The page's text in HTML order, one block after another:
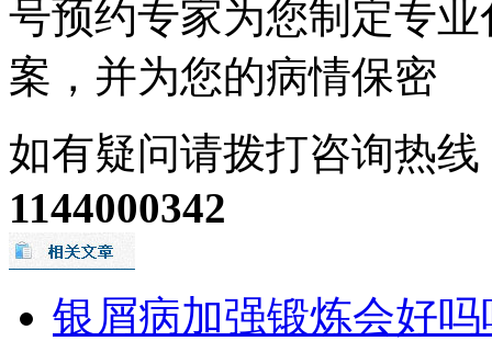
号预约专家为您制定专
案，并为您的病情保密
如有疑问请拨打咨询热线
1144000342
银屑病加强锻炼会好吗